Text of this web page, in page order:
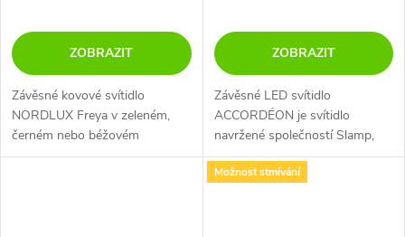
ZOBRAZIT
Závěsné kovové svítidlo
NORDLUX Freya v zeleném,
černém nebo béžovém
provedení.
ZOBRAZIT
Závěsné LED svítidlo
ACCORDÉON je svítidlo
navržené společností Slamp,
která se specializuje na moderní
osvětlení. Inspirací pro tuto
Možnost stmívání